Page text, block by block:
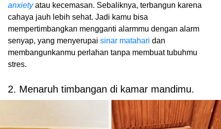
anxiety atau kecemasan. Sebaliknya, terbangun karena
cahaya jauh lebih sehat. Jadi kamu bisa
mempertimbangkan mengganti alarmmu dengan alarm
senyap, yang menyerupai sinar matahari dan
membangunkanmu perlahan tanpa membuat tubuhmu
stres.
2. Menaruh timbangan di kamar mandimu.